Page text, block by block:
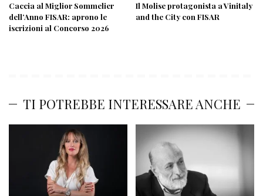
Caccia al Miglior Sommelier
dell’Anno FISAR: aprono le
iscrizioni al Concorso 2026
Il Molise protagonista a Vinitaly
and the City con FISAR
TI POTREBBE INTERESSARE ANCHE